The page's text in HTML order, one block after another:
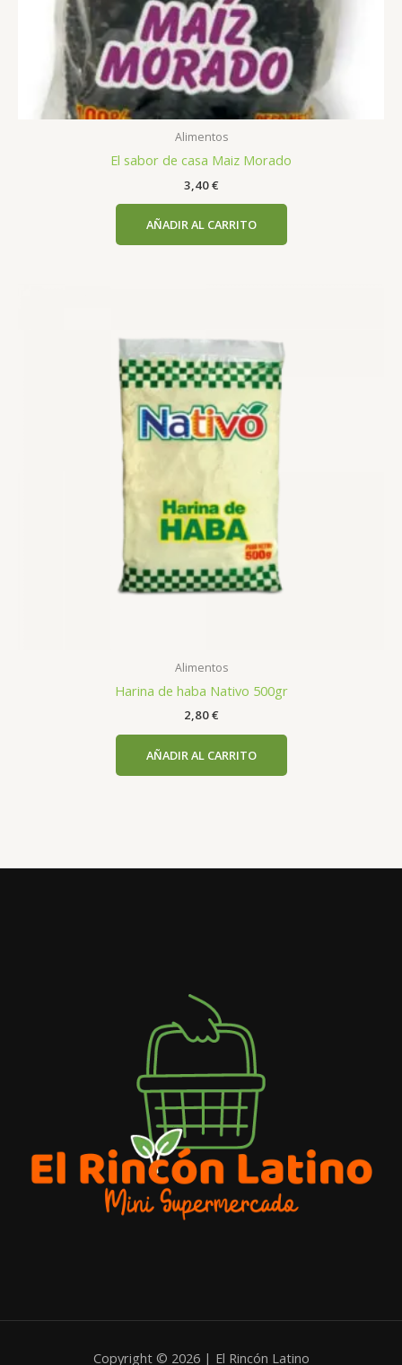
Alimentos
El sabor de casa Maiz Morado
3,40€
AÑADIR AL CARRITO
Alimentos
Harina de haba Nativo 500gr
2,80€
AÑADIR AL CARRITO
Copyright © 2026 | El Rincón Latino